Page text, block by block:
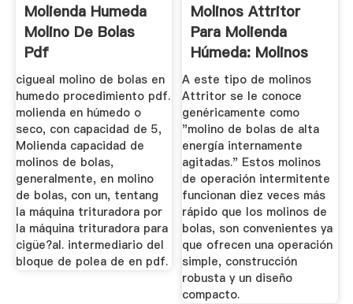
Molienda Humeda
Molino De Bolas
Pdf
cigueal molino de bolas en
humedo procedimiento pdf.
molienda en húmedo o
seco, con capacidad de 5,
Molienda capacidad de
molinos de bolas,
generalmente, en molino
de bolas, con un, tentang
la máquina trituradora por
la máquina trituradora para
cigüe?al. intermediario del
bloque de polea de en pdf.
Molinos Attritor
Para Molienda
Húmeda: Molinos
Para ...
A este tipo de molinos
Attritor se le conoce
genéricamente como
"molino de bolas de alta
energía internamente
agitadas." Estos molinos
de operación intermitente
funcionan diez veces más
rápido que los molinos de
bolas, son convenientes ya
que ofrecen una operación
simple, construcción
robusta y un diseño
compacto.